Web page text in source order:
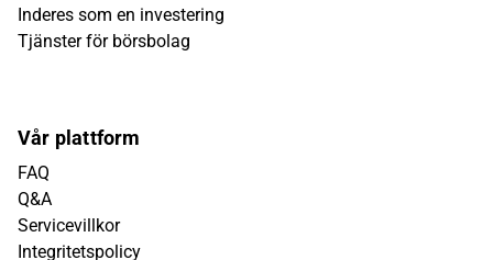
Inderes som en investering
Tjänster för börsbolag
Vår plattform
FAQ
Q&A
Servicevillkor
Integritetspolicy